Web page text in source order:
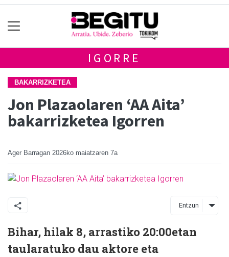
IGORRE
BAKARRIZKETEA
Jon Plazaolaren ‘AA Aita’
bakarrizketea Igorren
Ager Barragan 2026ko maiatzaren 7a
Entzun
Bihar, hilak 8, arrastiko 20:00etan
taularatuko dau aktore eta